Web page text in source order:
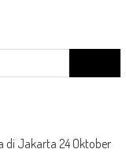
for:
di Jakarta 24 Oktober